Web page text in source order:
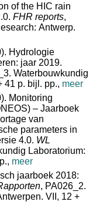
of the HIC rain
FHR reports,
Antwerp.
Hydrologie
jaar 2019.
Waterbouwkundig
41 p. bijl. pp., meer
Monitoring
– Jaarboek
van
parameters in
4.0. WL
Laboratorium:
, meer
jaarboek 2018:
, PA026_2.
VII, 12 +